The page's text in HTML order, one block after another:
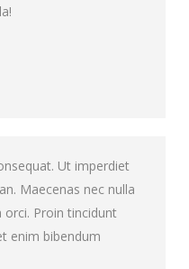
Ut imperdiet
Maecenas nec nulla
orci. Proin tincidunt
enim bibendum